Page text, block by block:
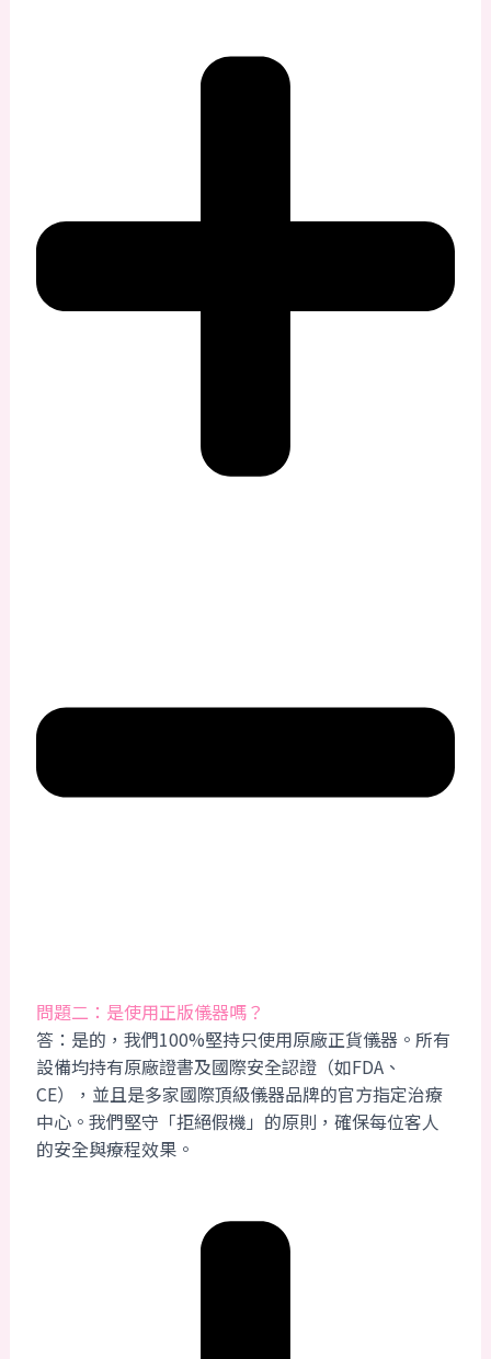
問題二：是使用正版儀器嗎？
答：是的，我們100%堅持只使用原廠正貨儀器。所有
設備均持有原廠證書及國際安全認證（如FDA、
CE），並且是多家國際頂級儀器品牌的官方指定治療
中心。我們堅守「拒絕假機」的原則，確保每位客人
的安全與療程效果。